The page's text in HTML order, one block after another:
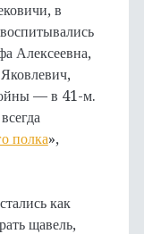
в
Алексеевна,
— в 41-м.
полка»,
как
щавель,